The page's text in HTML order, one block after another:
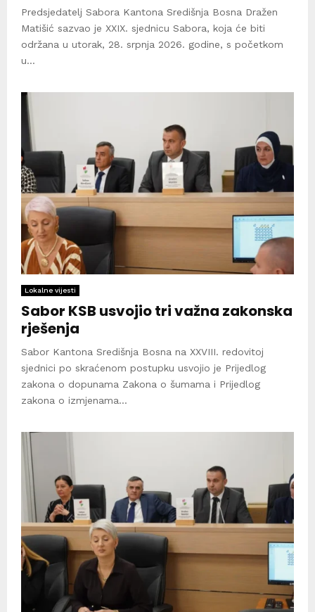
Predsjedatelj Sabora Kantona Središnja Bosna Dražen
Matišić sazvao je XXIX. sjednicu Sabora, koja će biti
održana u utorak, 28. srpnja 2026. godine, s početkom
u...
Lokalne vijesti
Sabor KSB usvojio tri važna zakonska
rješenja
Sabor Kantona Središnja Bosna na XXVIII. redovitoj
sjednici po skraćenom postupku usvojio je Prijedlog
zakona o dopunama Zakona o šumama i Prijedlog
zakona o izmjenama...